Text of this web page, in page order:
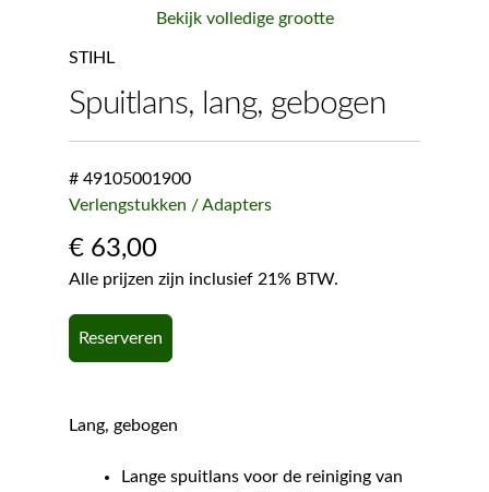
Bekijk volledige grootte
STIHL
Spuitlans, lang, gebogen
# 49105001900
Verlengstukken / Adapters
€63,00
Alle prijzen zijn inclusief 21% BTW.
Reserveren
Lang, gebogen
Lange spuitlans voor de reiniging van